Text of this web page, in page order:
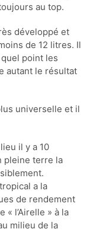
au top.
développé et
de 12 litres. Il
point les
autant le résultat
universelle et il
il y a 10
pleine terre la
a la
de rendement
« l’Airelle » à la
milieu de la